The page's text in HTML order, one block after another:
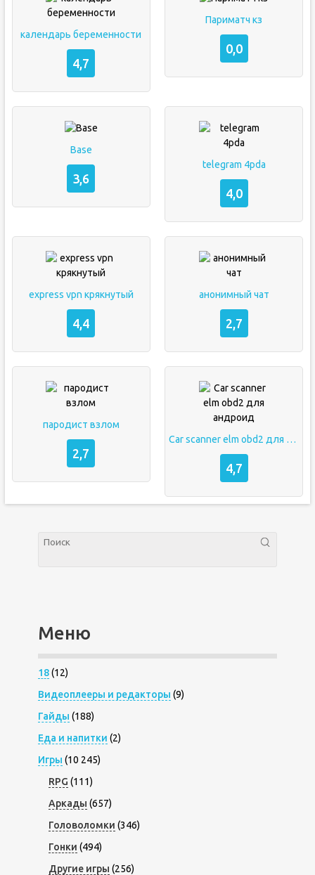
календарь беременности
4,7
Париматч кз
0,0
Base
3,6
telegram 4pda
4,0
express vpn крякнутый
4,4
анонимный чат
2,7
пародист взлом
2,7
Car scanner elm obd2 для андроид
4,7
Меню
18(12)
Видеоплееры и редакторы (9)
Гайды (188)
Еда и напитки (2)
Игры (10 245)
RPG (111)
Аркады (657)
Головоломки (346)
Гонки (494)
Другие игры (256)